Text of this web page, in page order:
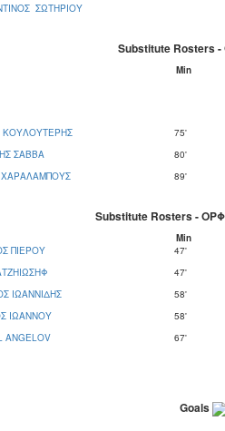
ΣΩΤΗΡΙΟΥ
Substitute Rosters
Μin
ΚΟΥΛΟΥΤΕΡΗΣ 75'
ΣΑΒΒΑ
80'
ΧΑΡΑΛΑΜΠΟΥΣ
89'
Substitute Rosters -
Μin
ΠΙΕΡΟΥ
47'
47'
ΙΩΑΝΝΙΔΗΣ
58'
ΙΩΑΝΝΟΥ
58'
ANGELOV
67'
Goals